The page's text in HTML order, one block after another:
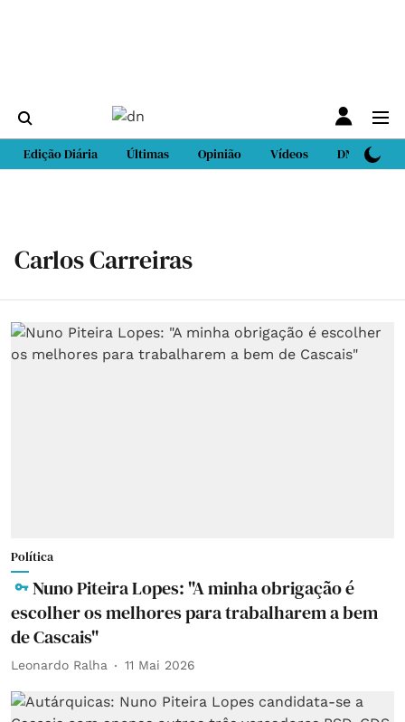
Edição Diária Últimas Opinião Vídeos DN Sport
Carlos Carreiras
Política
Nuno Piteira Lopes: "A minha obrigação é
escolher os melhores para trabalharem a bem
de Cascais"
Leonardo Ralha 11 Mai 2026